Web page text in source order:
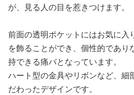
が、見る人の目を惹きつけます。
前面の透明ポケットにはお気に入
を飾ることができ、個性的であり
持できる痛バとなっています。
ハート型の金具やリボンなど、細
だわったデザインです。